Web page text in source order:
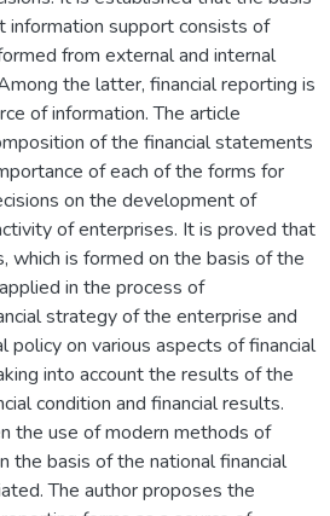
information support consists of
from external and internal
the latter, financial reporting is
of information. The article
of the financial statements
of each of the forms for
on the development of
of enterprises. It is proved that
which is formed on the basis of the
in the process of
strategy of the enterprise and
policy on various aspects of financial
into account the results of the
condition and financial results.
the use of modern methods of
the basis of the national financial
The author proposes the